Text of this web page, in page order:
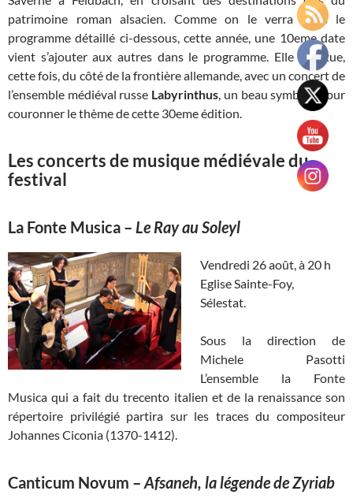
patrimoine roman alsacien. Comme on le verra dans le
programme détaillé ci-dessous, cette année, une 10eme date
vient s’ajouter aux autres dans le programme. Elle se situe,
cette fois, du côté de la frontière allemande, avec un concert de
l’ensemble médiéval russe Labyrinthus, un beau symbole pour
couronner le thème de cette 30eme édition.
Les concerts de musique médiévale du
festival
La Fonte Musica – Le Ray au Soleyl
Vendredi 26 août, à 20 h
Eglise Sainte-Foy,
Sélestat.
Sous la direction de
Michele Pasotti
L’ensemble la Fonte
Musica qui a fait du trecento italien et de la renaissance son
répertoire privilégié partira sur les traces du compositeur
Johannes Ciconia (1370-1412).
Canticum Novum – Afsaneh, la légende de Zyriab